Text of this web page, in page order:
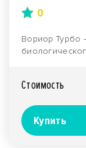
0
Вориор Турбо
Стоимость
Купить